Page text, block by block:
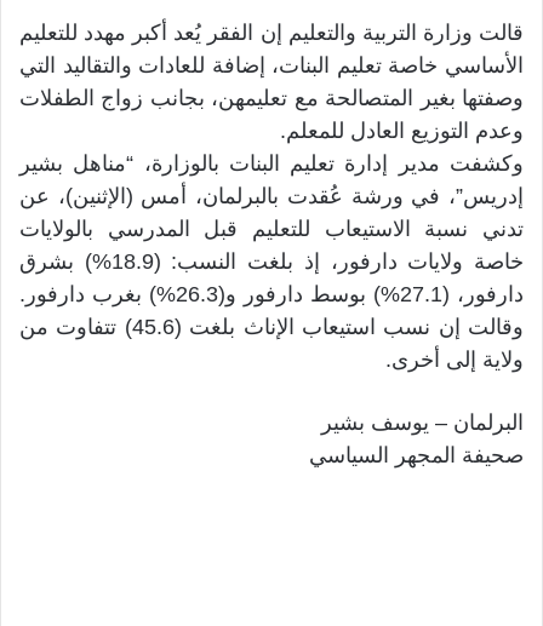
قالت وزارة التربية والتعليم إن الفقر يُعد أكبر مهدد للتعليم
الأساسي خاصة تعليم البنات، إضافة للعادات والتقاليد التي
وصفتها بغير المتصالحة مع تعليمهن، بجانب زواج الطفلات
وعدم التوزيع العادل للمعلم.
وكشفت مدير إدارة تعليم البنات بالوزارة، “مناهل بشير
إدريس”، في ورشة عُقدت بالبرلمان، أمس (الإثنين)، عن
تدني نسبة الاستيعاب للتعليم قبل المدرسي بالولايات
خاصة ولايات دارفور، إذ بلغت النسب: (18.9%) بشرق
دارفور، (27.1%) بوسط دارفور و(26.3%) بغرب دارفور.
وقالت إن نسب استيعاب الإناث بلغت (45.6) تتفاوت من
ولاية إلى أخرى.
البرلمان – يوسف بشير
صحيفة المجهر السياسي